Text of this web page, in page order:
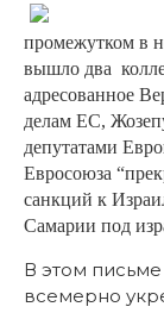
промежутком в
вышло два
адресованное
делам ЕС,
депутатами
Евросоюза
санкций к
Самарии под
В этом
всемерно